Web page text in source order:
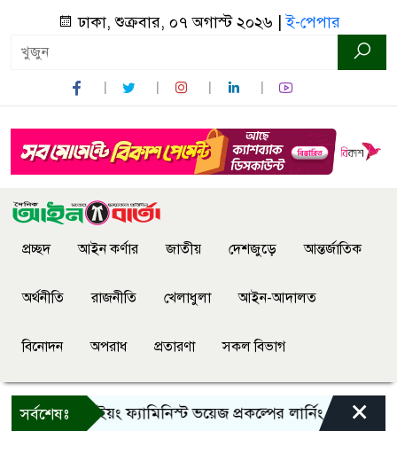
ঢাকা, শুক্রবার, ০৭ অগাস্ট ২০২৬ |ই-পেপার
প্রচ্ছদ আইন কর্ণার জাতীয় দেশজুড়ে আন্তর্জাতিক
অর্থনীতি রাজনীতি খেলাধুলা আইন-আদালত
বিনোদন অপরাধ প্রতারণা সকল বিভাগ
সর্বশেষঃ
বান্দরবানে ইয়ং ফ্যামিনিস্ট ভয়েজ প্রকল্পের লার্নিং শেয়ারিং
×